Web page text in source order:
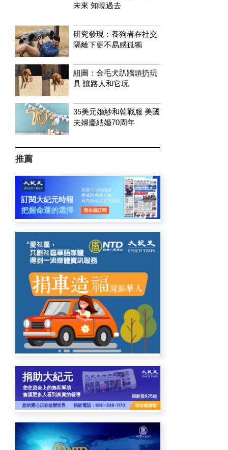
未來 知曉過去
研究發現：養狗者在社交
隔離下更不易感孤獨
組圖：金毛犬趴牆頭扔玩
具 讓路人和它玩
35美元婚紗和韓戰服 美國
夫婦慶結婚70周年
推薦